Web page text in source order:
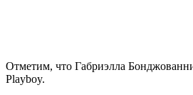
Отметим, что Габриэлла
Playboy.